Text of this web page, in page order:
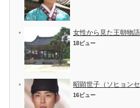
女性から見た王朝物
18ビュー
昭顕世子（ソヒョン
16ビュー